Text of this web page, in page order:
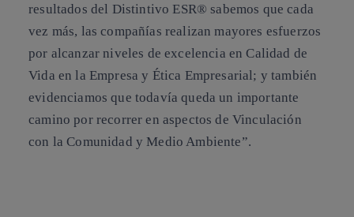
resultados del Distintivo ESR® sabemos que cada
vez más, las compañías realizan mayores esfuerzos
por alcanzar niveles de excelencia en Calidad de
Vida en la Empresa y Ética Empresarial; y también
evidenciamos que todavía queda un importante
camino por recorrer en aspectos de Vinculación
con la Comunidad y Medio Ambiente”.